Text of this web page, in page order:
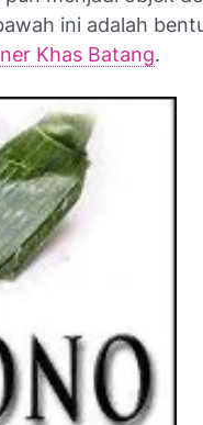
ini adalah
Khas Batang.